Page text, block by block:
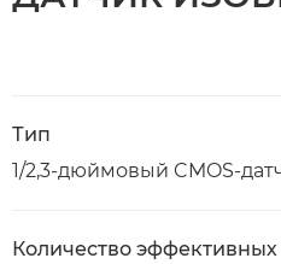
Тип
1/2,3-дюймовый CMOS-
Количество